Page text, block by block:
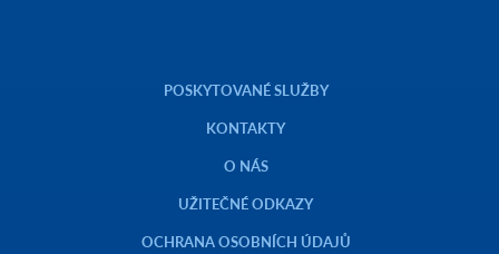
POSKYTOVANÉ SLUŽBY
KONTAKTY
O NÁS
UŽITEČNÉ ODKAZY
OCHRANA OSOBNÍCH ÚDAJŮ